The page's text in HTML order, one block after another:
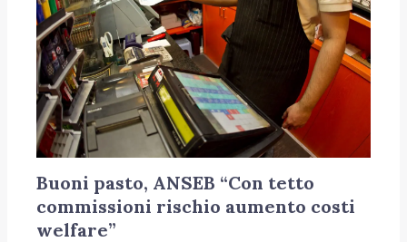
Buoni pasto, ANSEB “Con tetto
commissioni rischio aumento costi
welfare”